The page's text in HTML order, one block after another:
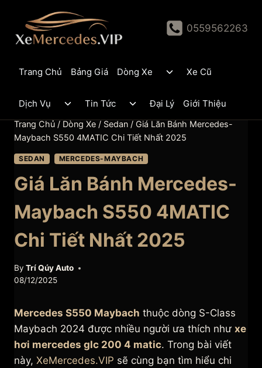
content
0559562263
Trang Chủ Bảng Giá Dòng Xe
ToggleXe Cũ
Dịch Vụ
Toggle
menu
Tin Tức
Toggle
menu
Đại Lý Giới Thiệu
Trang Chủ / Dòng Xe / Sedan / Giá Lăn Bánh Mercedes-
Maybach S550 4MATIC Chi Tiết Nhất 2025
SEDAN MERCEDES-MAYBACH
Giá Lăn Bánh Mercedes-
Maybach S550 4MATIC
Chi Tiết Nhất 2025
By Trí Qúy Auto
08/12/2025
Mercedes S550 Maybach thuộc dòng S-Class
Maybach 2024 được nhiều người ưa thích như xe
hơi mercedes glc 200 4 matic. Trong bài viết
này, XeMercedes.VIP sẽ cùng bạn tìm hiểu chi